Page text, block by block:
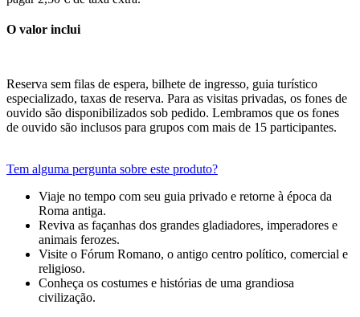
O valor inclui
Reserva sem filas de espera, bilhete de ingresso, guia turístico
especializado, taxas de reserva. Para as visitas privadas, os fones de
ouvido são disponibilizados sob pedido. Lembramos que os fones
de ouvido são inclusos para grupos com mais de 15 participantes.
Tem alguma pergunta sobre este produto?
Viaje no tempo com seu guia privado e retorne à época da
Roma antiga.
Reviva as façanhas dos grandes gladiadores, imperadores e
animais ferozes.
Visite o Fórum Romano, o antigo centro político, comercial e
religioso.
Conheça os costumes e histórias de uma grandiosa
civilização.